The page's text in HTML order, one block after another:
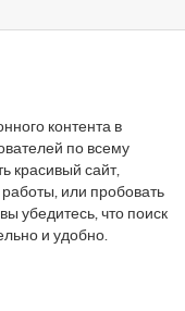
контента в
по всему
красивый сайт,
или пробовать
убедитесь, что поиск
и удобно.